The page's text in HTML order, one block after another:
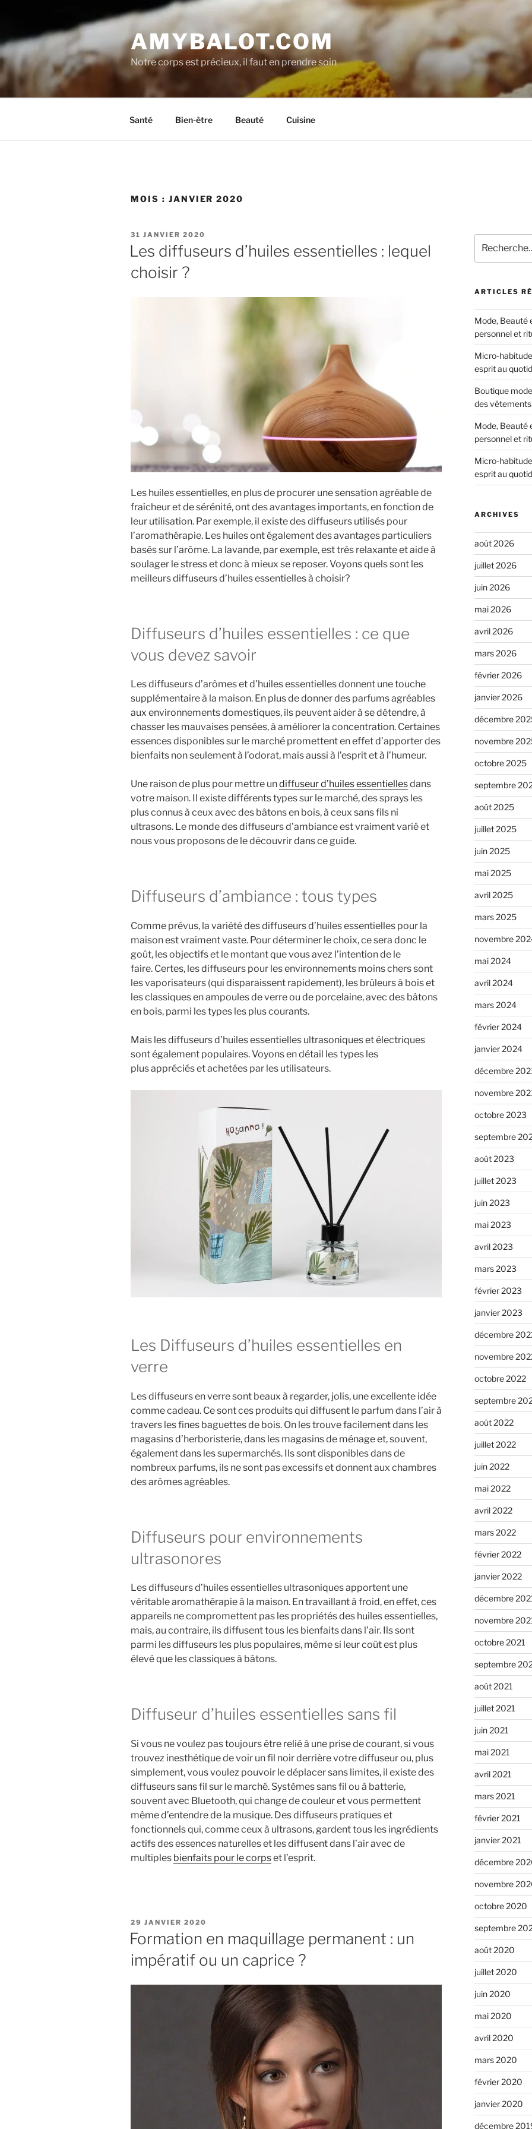
contenu
principal
AMYBALOT.COM
Notre corps est précieux, il faut en prendre soin
Santé Bien-être Beauté Cuisine
MOIS : JANVIER 2020
PUBLIÉ
LE
31 JANVIER 2020
Les diffuseurs d’huiles essentielles : lequel
choisir ?
Les huiles essentielles, en plus de procurer une sensation agréable de
fraîcheur et de sérénité, ont des avantages importants, en fonction de
leur utilisation. Par exemple, il existe des diffuseurs utilisés pour
l’aromathérapie. Les huiles ont également des avantages particuliers
basés sur l’arôme. La lavande, par exemple, est très relaxante et aide à
soulager le stress et donc à mieux se reposer. Voyons quels sont les
meilleurs diffuseurs d’huiles essentielles à choisir?
Diffuseurs d’huiles essentielles : ce que
vous devez savoir
Les diffuseurs d’arômes et d’huiles essentielles donnent une touche
supplémentaire à la maison. En plus de donner des parfums agréables
aux environnements domestiques, ils peuvent aider à se détendre, à
chasser les mauvaises pensées, à améliorer la concentration. Certaines
essences disponibles sur le marché promettent en effet d’apporter des
bienfaits non seulement à l’odorat, mais aussi à l’esprit et à l’humeur.
Une raison de plus pour mettre undiffuseur d’huiles essentiellesdans
votre maison. Il existe différents types sur le marché, des sprays les
plus connus à ceux avec des bâtons en bois, à ceux sans fils ni
ultrasons. Le monde des diffuseurs d’ambiance est vraiment varié et
nous vous proposons de le découvrir dans ce guide.
Diffuseurs d’ambiance : tous types
Comme prévus, la variété des diffuseurs d’huiles essentielles pour la
maison est vraiment vaste. Pour déterminer le choix, ce sera donc le
goût, les objectifs et le montant que vous avez l’intention de le
faire. Certes, les diffuseurs pour les environnements moins chers sont
les vaporisateurs (qui disparaissent rapidement), les brûleurs à bois et
les classiques en ampoules de verre ou de porcelaine, avec des bâtons
en bois, parmi les types les plus courants.
Mais les diffuseurs d’huiles essentielles ultrasoniques et électriques
sont également populaires. Voyons en détail les types les
plus appréciés et achetées par les utilisateurs.
Les Diffuseurs d’huiles essentielles en
verre
Les diffuseurs en verre sont beaux à regarder, jolis, une excellente idée
comme cadeau. Ce sont ces produits qui diffusent le parfum dans l’air à
travers les fines baguettes de bois. On les trouve facilement dans les
magasins d’herboristerie, dans les magasins de ménage et, souvent,
également dans les supermarchés. Ils sont disponibles dans de
nombreux parfums, ils ne sont pas excessifs et donnent aux chambres
des arômes agréables.
Diffuseurs pour environnements
ultrasonores
Les diffuseurs d’huiles essentielles ultrasoniques apportent une
véritable aromathérapie à la maison. En travaillant à froid, en effet, ces
appareils ne compromettent pas les propriétés des huiles essentielles,
mais, au contraire, ils diffusent tous les bienfaits dans l’air. Ils sont
parmi les diffuseurs les plus populaires, même si leur coût est plus
élevé que les classiques à bâtons.
Diffuseur d’huiles essentielles sans fil
Si vous ne voulez pas toujours être relié à une prise de courant, si vous
trouvez inesthétique de voir un fil noir derrière votre diffuseur ou, plus
simplement, vous voulez pouvoir le déplacer sans limites, il existe des
diffuseurs sans fil sur le marché. Systèmes sans fil ou à batterie,
souvent avec Bluetooth, qui change de couleur et vous permettent
même d’entendre de la musique. Des diffuseurs pratiques et
fonctionnels qui, comme ceux à ultrasons, gardent tous les ingrédients
actifs des essences naturelles et les diffusent dans l’air avec de
multiples bienfaits pour le corpset l’esprit.
PUBLIÉ
LE
29 JANVIER 2020
Formation en maquillage permanent : un
impératif ou un caprice ?
pour
:
ARTICLES
Mode, Beauté
personnel et
Micro-
esprit au
Boutique
des
Mode, Beauté
personnel et
Micro-
esprit au
ARCHIVES
août 2026
juillet 2026
juin 2026
mai 2026
avril 2026
mars 2026
février 2026
janvier 2026
décembre
novembre
octobre 2025
septembre
août 2025
juillet 2025
juin 2025
mai 2025
avril 2025
mars 2025
novembre
mai 2024
avril 2024
mars 2024
février 2024
janvier 2024
décembre
novembre
octobre 2023
septembre
août 2023
juillet 2023
juin 2023
mai 2023
avril 2023
mars 2023
février 2023
janvier 2023
décembre
novembre
octobre 2022
septembre
août 2022
juillet 2022
juin 2022
mai 2022
avril 2022
mars 2022
février 2022
janvier 2022
décembre
novembre
octobre 2021
septembre
août 2021
juillet 2021
juin 2021
mai 2021
avril 2021
mars 2021
février 2021
janvier 2021
décembre
novembre
octobre 2020
septembre
août 2020
juillet 2020
juin 2020
mai 2020
avril 2020
mars 2020
février 2020
janvier 2020
décembre